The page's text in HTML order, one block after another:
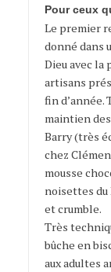
Pour ceux
Le premier
donné dans
Dieu avec la
artisans
fin d’année.
maintien
Barry (très
chez
mousse
noisettes du
et crumble.
Très
bûche en
aux adultes